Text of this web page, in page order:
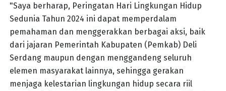
"Saya berharap, Peringatan Hari Lingkungan Hidup
Sedunia Tahun 2024 ini dapat memperdalam
pemahaman dan menggerakkan berbagai aksi, baik
dari jajaran Pemerintah Kabupaten (Pemkab) Deli
Serdang maupun dengan menggandeng seluruh
elemen masyarakat lainnya, sehingga gerakan
menjaga kelestarian lingkungan hidup secara riil